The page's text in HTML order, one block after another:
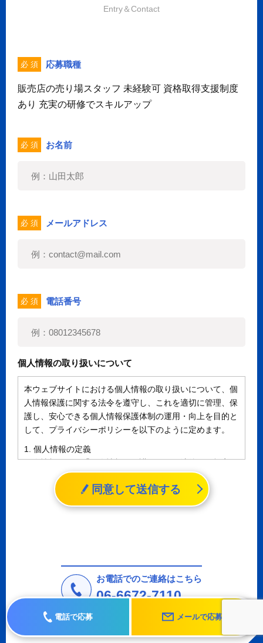
Entry＆Contact
必 須 応募職種
販売店の売り場スタッフ 未経験可 資格取得支援制度
あり 充実の研修でスキルアップ
必 須 お名前
必 須 メールアドレス
必 須 電話番号
個人情報の取り扱いについて
本ウェブサイトにおける個人情報の取り扱いについて、個
人情報保護に関する法令を遵守し、これを適切に管理、保
護し、安心できる個人情報保護体制の運用・向上を目的と
して、プライバシーポリシーを以下のように定めます。
1. 個人情報の定義
個人情報とは、「個人情報の保護に関する法律」に規定さ
れる生存する個人に関する情報であって、氏名、生年月日
その他の記述等により特定の個人を識別することができる
情報（個人識別情報）を指します。
法令により許された場合を除き、個人情報を第三者に提供
しません。
a.応募者等からのお問い合わせに対応・管理するため
b.本ウェブサイトにおけるサービスの提供・運用のため
c.重要なお知らせなど必要に応じたご連絡のため
同意して送信する
お電話でのご連絡はこちら
06-6672-7110
電話で応募 メールで応募